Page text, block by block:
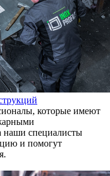
которые имеют
наши специалисты
и помогут